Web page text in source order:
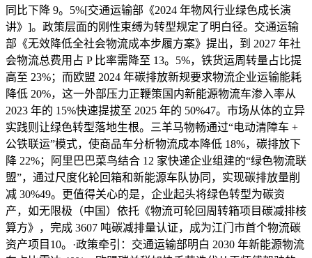
同比下降 9。5%[交通运输部《2024 年物风行业绿色成长演
讲》]。政策层面的刚性束缚为转型规定了明白径。交通运输
部《无效降低全社会物流成本步履方案》提出，到 2027 年社
会物流总费用占 P 比率需降至 13。5%，铁货运周转量占比提
高至 23%；而欧盟 2024 年碳排放新规要求物流企业运输能耗
降低 20%，这一外部压力正鞭策国内新能源物流车渗入率从
2023 年的 15%快速提拔至 2025 年的 50%47。市场从体的立异
实践则让绿色转型落地生根。三羊马物畅通过“电动清障车 +
公铁联运”模式，使商品车分析物流成本降低 18%，碳排放下
降 22%；阿里巴巴菜鸟结合 12 家快递企业组建的“绿色物流联
盟”，通过尺度化轮回箱和新能源车队协同，实现碳排放量削
减 30%49。更值得关心的是，企业起头将绿色转型为碳资
产，如无限极（中国）依托《物流可轮回周转箱项目碳减排核
算方》，完成 3607 吨碳减排量认证，成为江门市首个物流碳
资产项目10。·政策牵引：交通运输部明白 2030 年新能源物流